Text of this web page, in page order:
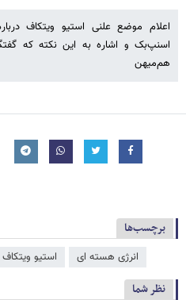
اعلام موضع علنی استیو ویتکاف
اسنپ‌بک و اشاره به این نکته که
هم‌میهن
برچسب‌ها
انرژی هسته ای استیو ویتکاف
نظر شما